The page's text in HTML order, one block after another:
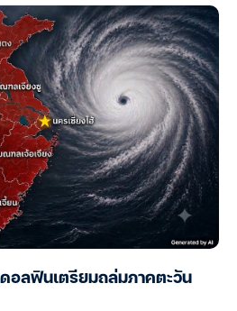
อลฟินเตรียมถล่มภาคตะวัน